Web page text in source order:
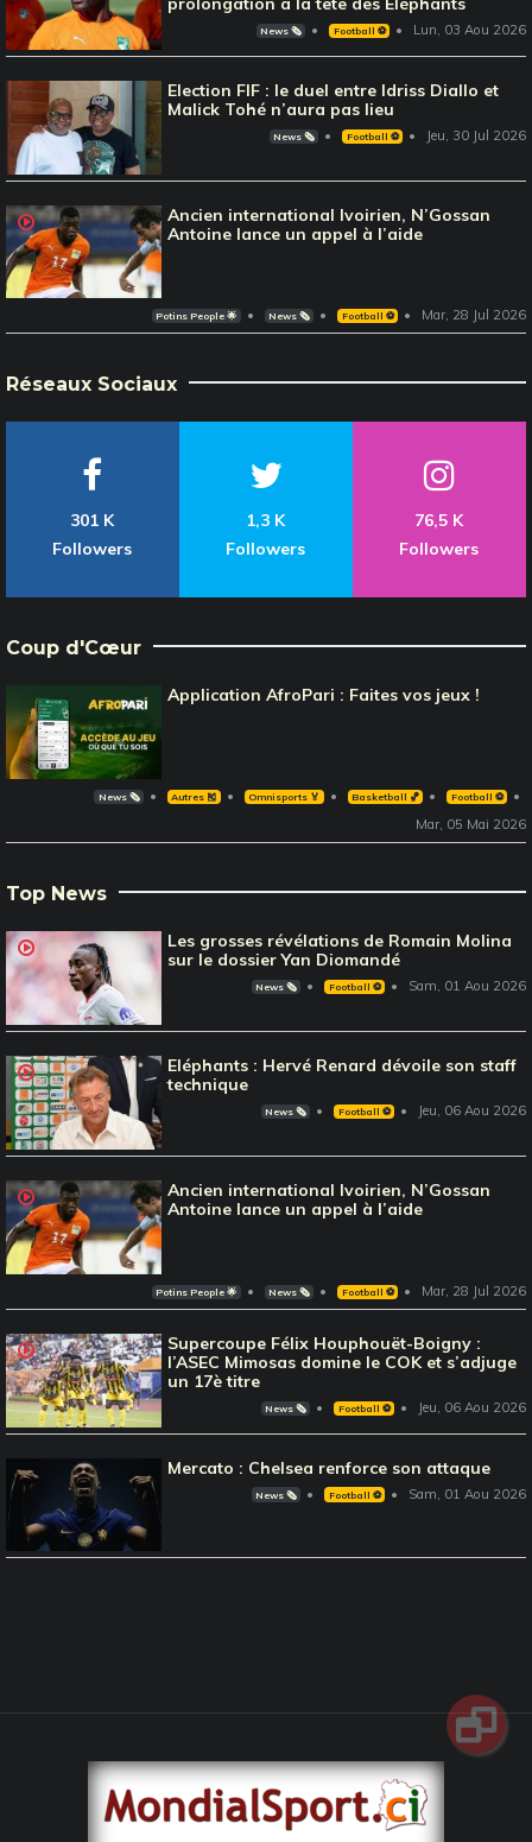
News 🗞️ Football ⚽️ Lun, 03 Aou 2026
Election FIF : le duel entre Idriss Diallo et
Malick Tohé n’aura pas lieu
News 🗞️ Football ⚽️ Jeu, 30 Jul 2026
Ancien international Ivoirien, N’Gossan
Antoine lance un appel à l’aide
Potins People 🌟 News 🗞️ Football ⚽️ Mar, 28 Jul 2026
Réseaux Sociaux
301 K
Followers
1,3 K
Followers
76,5 K
Followers
Coup d'Cœur
Application AfroPari : Faites vos jeux !
News 🗞️ Autres 🎽 Omnisports 🏅 Basketball 🏀 Football ⚽️
Mar, 05 Mai 2026
Top News
Les grosses révélations de Romain Molina
sur le dossier Yan Diomandé
News 🗞️ Football ⚽️ Sam, 01 Aou 2026
Eléphants : Hervé Renard dévoile son staff
technique
News 🗞️ Football ⚽️ Jeu, 06 Aou 2026
Ancien international Ivoirien, N’Gossan
Antoine lance un appel à l’aide
Potins People 🌟 News 🗞️ Football ⚽️ Mar, 28 Jul 2026
Supercoupe Félix Houphouët-Boigny :
l’ASEC Mimosas domine le COK et s’adjuge
un 17è titre
News 🗞️ Football ⚽️ Jeu, 06 Aou 2026
Mercato : Chelsea renforce son attaque
News 🗞️ Football ⚽️ Sam, 01 Aou 2026